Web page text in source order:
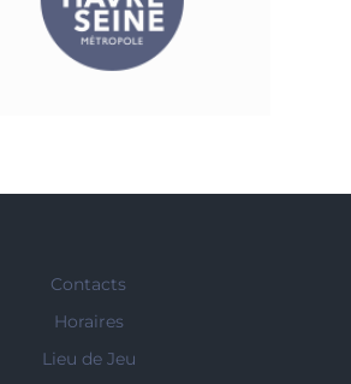
Contacts
Horaires
Lieu de Jeu